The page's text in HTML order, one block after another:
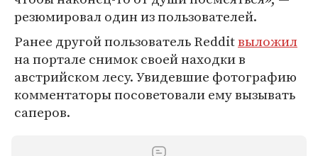
резюмировал один из пользователей.
Ранее другой пользователь Redditвыложил
на портале снимок своей находки в
австрийском лесу. Увидевшие фотографию
комментаторы посоветовали ему вызывать
саперов.